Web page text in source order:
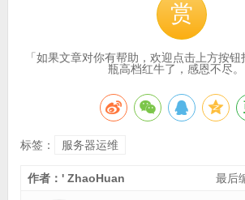
赏
「如果文章对你有帮助，欢迎点击上方按
瓶高档红牛了，感恩不尽。
标签： 服务器运维
最后
作者：' ZhaoHuan